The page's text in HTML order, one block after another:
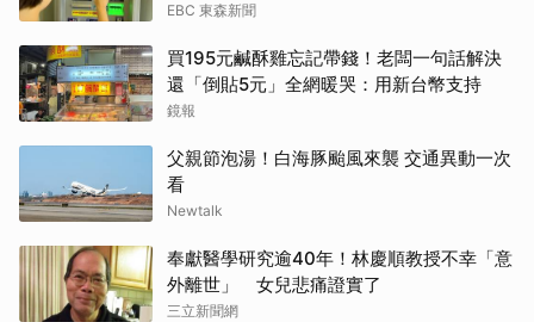
EBC 東森新聞
買195元鹹酥雞忘記帶錢！老闆一句話解決
還「倒貼5元」全網暖哭：用新台幣支持
鏡報
父親節泡湯！白海豚颱風來襲 交通異動一次
看
Newtalk
奉獻醫學研究逾40年！林慶順教授不幸「意
外離世」 女兒悲痛證實了
三立新聞網